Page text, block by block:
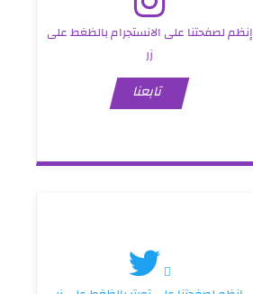
إنظم لصفحتنا على الانستجرام بالظغط على
زر
تابعنا